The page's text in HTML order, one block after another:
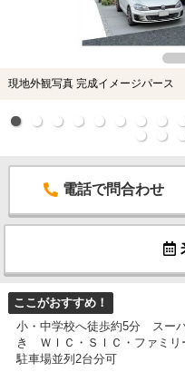
現地外観写真 完成イメージパース
電話で問合わせ
ここがおすすめ！
小・中学校へ徒歩約5分 スー
き ＷＩＣ・ＳＩＣ・ファミ
駐車場並列2台分可